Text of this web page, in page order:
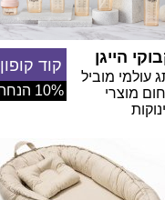
הייגן
עולמי מוביל
מוצרי
קוד קופון
10% הנחה